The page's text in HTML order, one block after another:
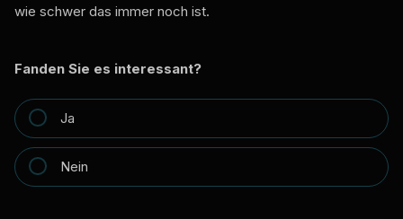
wie schwer das immer noch ist.
Fanden Sie es interessant?
Ja
Nein